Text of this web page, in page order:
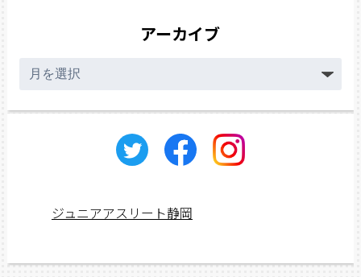
アーカイブ
ー
ジュニアアスリート静岡